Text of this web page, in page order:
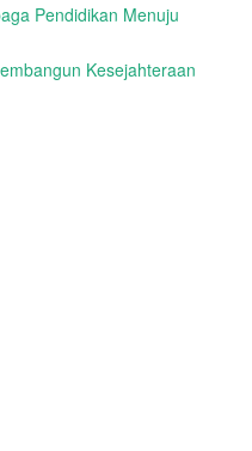
Pendidikan Menuju
Kesejahteraan